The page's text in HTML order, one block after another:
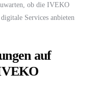
ob die IVEKO
Services anbieten
auf